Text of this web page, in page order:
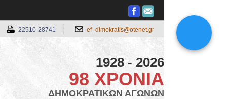
22510-28741 ef_dimokratis@otenet.gr
1928 - 2026
98 ΧΡΟΝΙΑ
ΔΗΜΟΚΡΑΤΙΚΩΝ ΑΓΩΝΩΝ